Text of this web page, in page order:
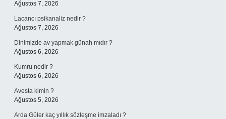
Ağustos 7, 2026
Lacancı psikanaliz nedir ?
Ağustos 7, 2026
Dinimizde av yapmak günah mıdır ?
Ağustos 6, 2026
Kumru nedir ?
Ağustos 6, 2026
Avesta kimin ?
Ağustos 5, 2026
Arda Güler kaç yıllık sözleşme imzaladı ?